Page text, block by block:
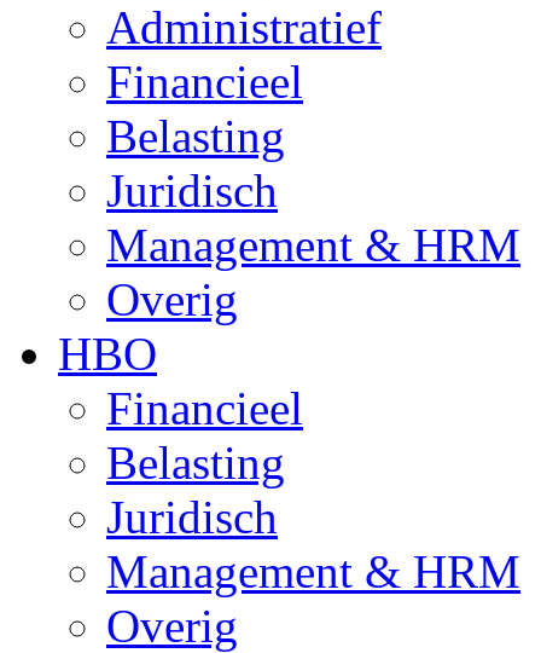
Administratief
Financieel
Belasting
Juridisch
Management & HRM
Overig
HBO
Financieel
Belasting
Juridisch
Management & HRM
Overig